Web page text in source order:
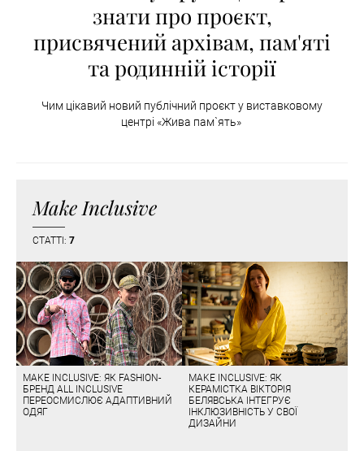
знати про проєкт,
присвячений архівам, пам'яті
та родинній історії
Чим цікавий новий публічний проєкт у виставковому
центрі «Жива пам`ять»
Make Inclusive
СТАТТІ: 7
MAKE INCLUSIVE: ЯК FASHION-
БРЕНД ALL INCLUSIVE
ПЕРЕОСМИСЛЮЄ АДАПТИВНИЙ
ОДЯГ
MAKE INCLUSIVE: ЯК
КЕРАМІСТКА ВІКТОРІЯ
БЕЛЯВСЬКА ІНТЕГРУЄ
ІНКЛЮЗИВНІСТЬ У СВОЇ
ДИЗАЙНИ